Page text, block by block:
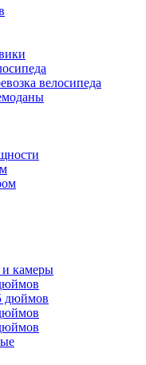
велосипеда
камеры
дюймов